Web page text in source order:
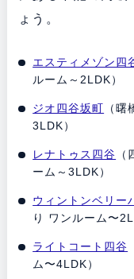
ょう。
エスティメゾン四
ルーム～2LDK）
ジオ四谷坂町 （
3LDK）
レナトゥス四谷
ーム～3LDK）
ウィントンベリー
り ワンルーム〜
ライトコート四谷
ム〜4LDK）